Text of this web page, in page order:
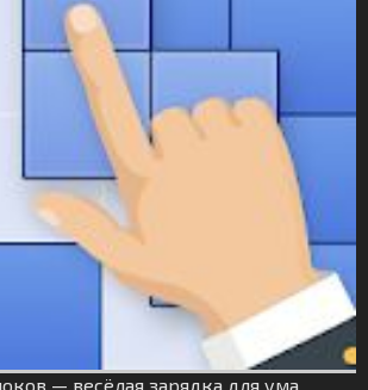
— весёлая зарядка для ума